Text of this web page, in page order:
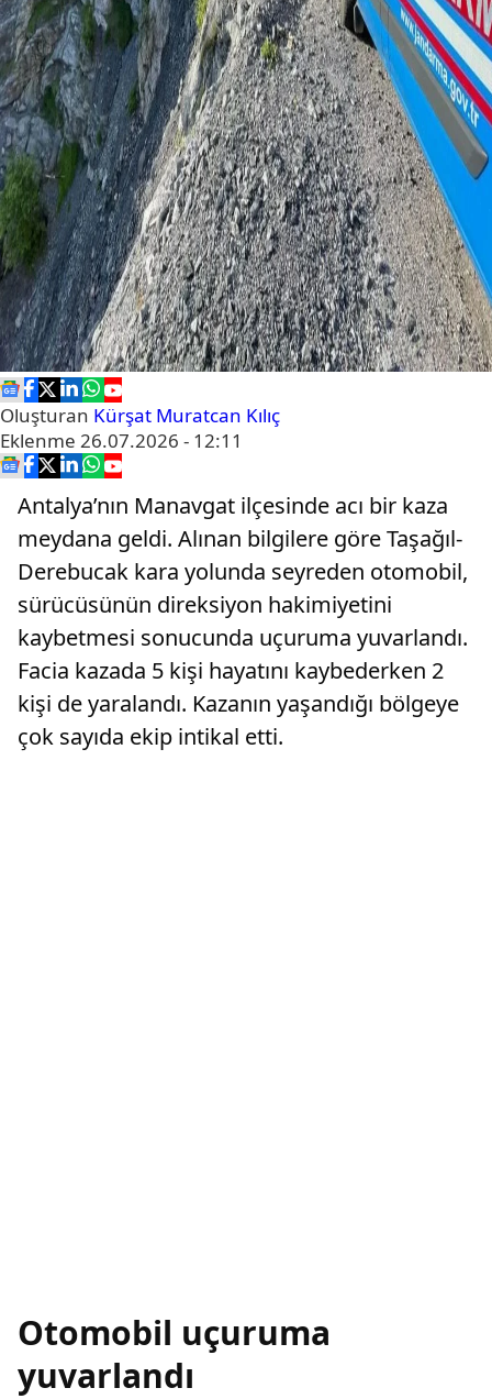
Oluşturan Kürşat Muratcan Kılıç
Eklenme 26.07.2026 - 12:11
Antalya’nın Manavgat ilçesinde acı bir kaza
meydana geldi. Alınan bilgilere göre Taşağıl-
Derebucak kara yolunda seyreden otomobil,
sürücüsünün direksiyon hakimiyetini
kaybetmesi sonucunda uçuruma yuvarlandı.
Facia kazada 5 kişi hayatını kaybederken 2
kişi de yaralandı. Kazanın yaşandığı bölgeye
çok sayıda ekip intikal etti.
Otomobil uçuruma
yuvarlandı